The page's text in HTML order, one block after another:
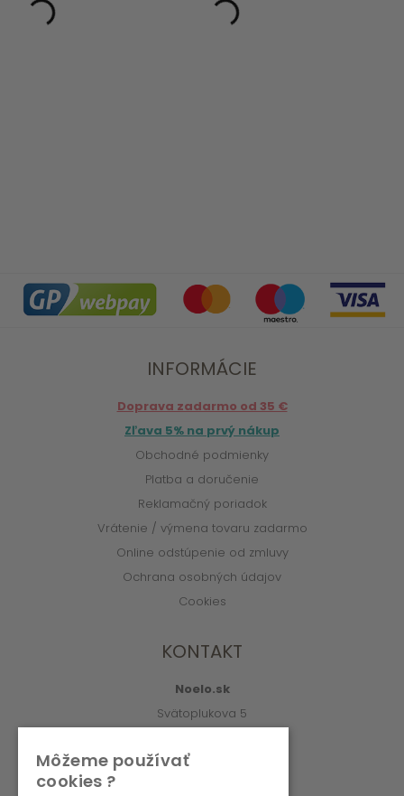
INFORMÁCIE
Doprava zadarmo od 35 €
Zľava 5% na prvý nákup
Obchodné podmienky
Platba a doručenie
Reklamačný poriadok
Vrátenie / výmena tovaru zadarmo
Online odstúpenie od zmluvy
Ochrana osobných údajov
Cookies
KONTAKT
Noelo.sk
Svätoplukova 5
info@noelo.sk
Môžeme používať
cookies ?